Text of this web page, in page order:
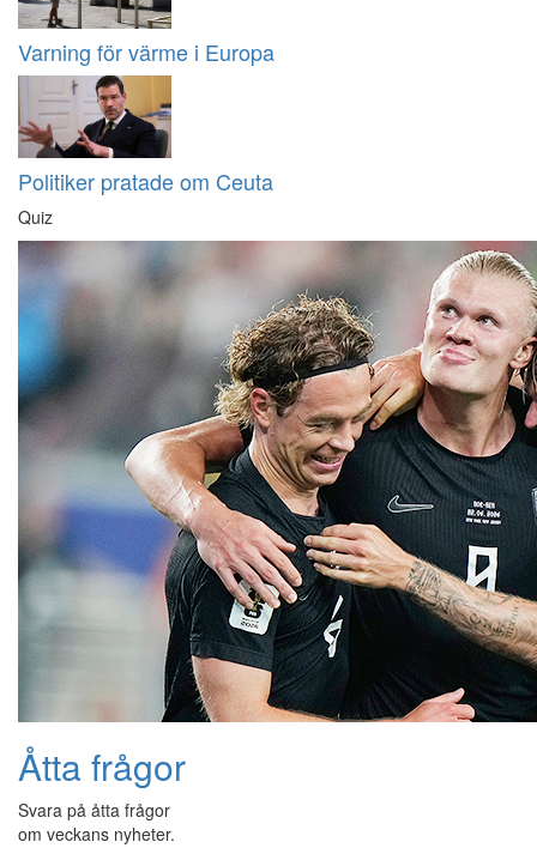
Varning för värme i Europa
Politiker pratade om Ceuta
Quiz
Åtta frågor
Svara på åtta frågor
om veckans nyheter.